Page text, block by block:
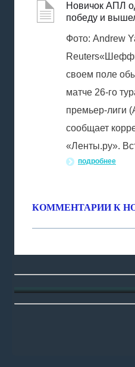
Новичок АПЛ
победу и
Фото: Andrew
своем поле
матче 26-го
премьер-лиги
сообщает
«Ленты.ру».
подробнее
КОММЕНТАРИИ К